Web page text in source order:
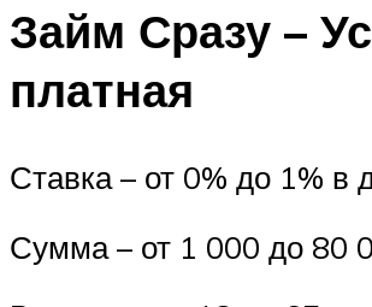
Займ Сразу –
платная
Ставка – от 0% до 1% в
Сумма – от 1 000 до 80